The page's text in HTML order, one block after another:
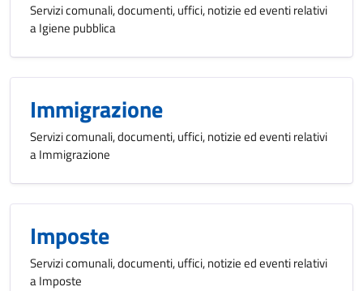
Servizi comunali, documenti, uffici, notizie ed eventi relativi
a Igiene pubblica
Immigrazione
Servizi comunali, documenti, uffici, notizie ed eventi relativi
a Immigrazione
Imposte
Servizi comunali, documenti, uffici, notizie ed eventi relativi
a Imposte